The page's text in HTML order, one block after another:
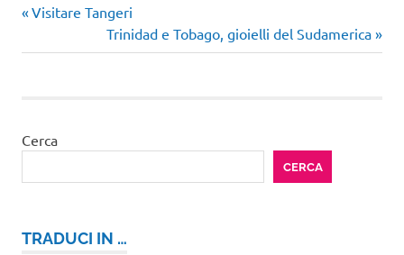
Navigazione
articoli
Articolo
precedente:
Visitare Tangeri
Articolo
successivo:
Trinidad e Tobago, gioielli del Sudamerica
Cerca
CERCA
TRADUCI IN …